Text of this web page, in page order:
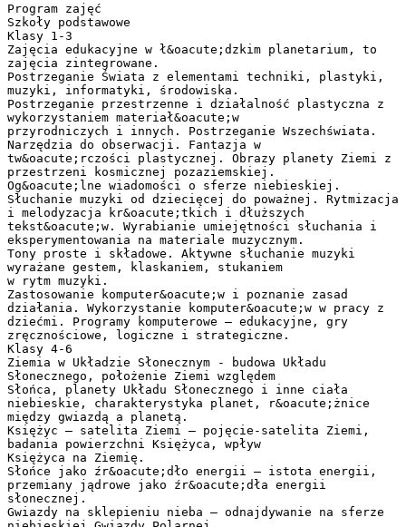
Program zajęć
Szkoły podstawowe
Klasy 1-3
Zajęcia edukacyjne w ł&oacute;dzkim planetarium, to
zajęcia zintegrowane.
Postrzeganie Świata z elementami techniki, plastyki,
muzyki, informatyki, środowiska.
Postrzeganie przestrzenne i działalność plastyczna z
wykorzystaniem materiał&oacute;w
przyrodniczych i innych. Postrzeganie Wszechświata.
Narzędzia do obserwacji. Fantazja w
tw&oacute;rczości plastycznej. Obrazy planety Ziemi z
przestrzeni kosmicznej pozaziemskiej.
Og&oacute;lne wiadomości o sferze niebieskiej.
Słuchanie muzyki od dziecięcej do poważnej. Rytmizacja
i melodyzacja kr&oacute;tkich i dłuższych
tekst&oacute;w. Wyrabianie umiejętności słuchania i
eksperymentowania na materiale muzycznym.
Tony proste i składowe. Aktywne słuchanie muzyki
wyrażane gestem, klaskaniem, stukaniem
w rytm muzyki.
Zastosowanie komputer&oacute;w i poznanie zasad
działania. Wykorzystanie komputer&oacute;w w pracy z
dziećmi. Programy komputerowe – edukacyjne, gry
zręcznościowe, logiczne i strategiczne.
Klasy 4-6
Ziemia w Układzie Słonecznym - budowa Układu
Słonecznego, położenie Ziemi względem
Słońca, planety Układu Słonecznego i inne ciała
niebieskie, charakterystyka planet, r&oacute;żnice
między gwiazdą a planetą.
Księżyc – satelita Ziemi – pojęcie-satelita Ziemi,
badania powierzchni Księżyca, wpływ
Księżyca na Ziemię.
Słońce jako źr&oacute;dło energii – istota energii,
przemiany jądrowe jako źr&oacute;dła energii
słonecznej.
Gwiazdy na sklepieniu nieba – odnajdywanie na sferze